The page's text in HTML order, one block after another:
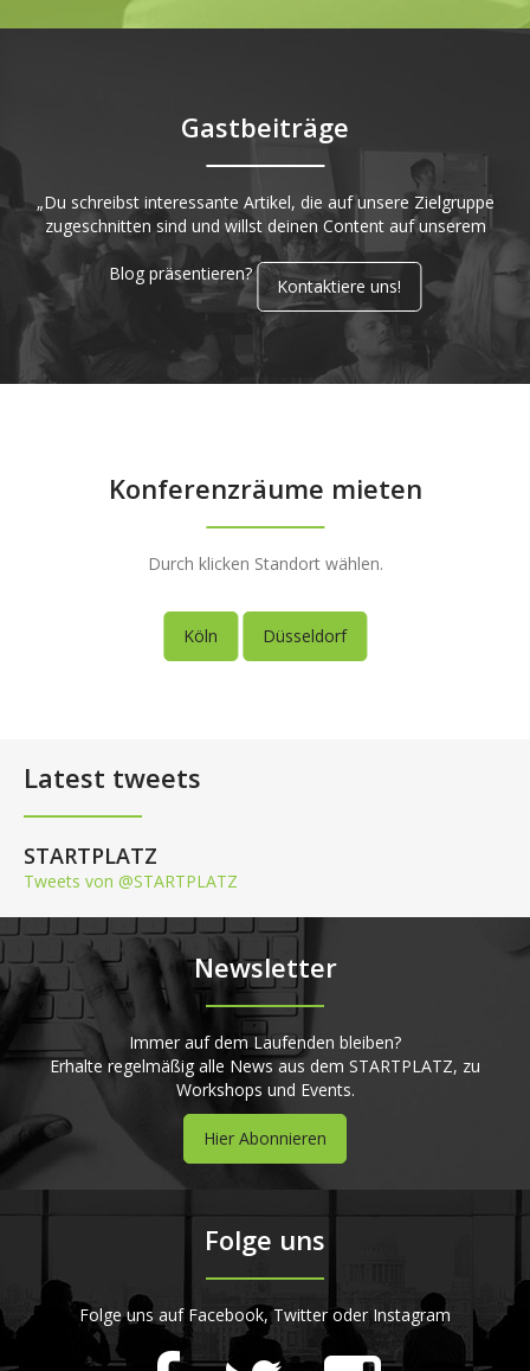
Gastbeiträge
„Du schreibst interessante Artikel, die auf unsere Zielgruppe
zugeschnitten sind und willst deinen Content auf unserem
Blog präsentieren?
Kontaktiere uns!
Konferenzräume mieten
Durch klicken Standort wählen.
Köln Düsseldorf
Latest tweets
STARTPLATZ
Tweets von @STARTPLATZ
Newsletter
Immer auf dem Laufenden bleiben?
Erhalte regelmäßig alle News aus dem STARTPLATZ, zu
Workshops und Events.
Hier Abonnieren
Folge uns
Folge uns auf Facebook, Twitter oder Instagram